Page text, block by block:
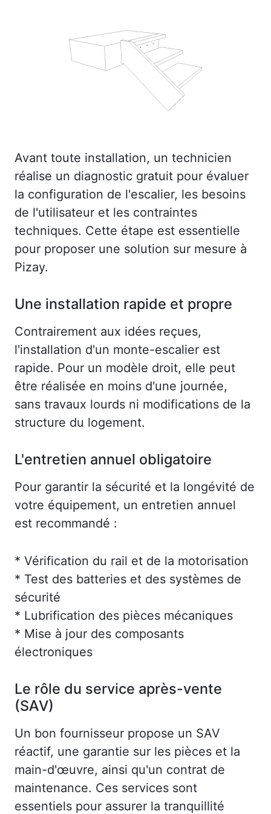
Avant toute installation, un technicien
réalise un diagnostic gratuit pour évaluer
la configuration de l'escalier, les besoins
de l'utilisateur et les contraintes
techniques. Cette étape est essentielle
pour proposer une solution sur mesure à
Pizay.
Une installation rapide et propre
Contrairement aux idées reçues,
l'installation d'un monte-escalier est
rapide. Pour un modèle droit, elle peut
être réalisée en moins d'une journée,
sans travaux lourds ni modifications de la
structure du logement.
L'entretien annuel obligatoire
Pour garantir la sécurité et la longévité de
votre équipement, un entretien annuel
est recommandé :
* Vérification du rail et de la motorisation
* Test des batteries et des systèmes de
sécurité
* Lubrification des pièces mécaniques
* Mise à jour des composants
électroniques
Le rôle du service après-vente
(SAV)
Un bon fournisseur propose un SAV
réactif, une garantie sur les pièces et la
main-d'œuvre, ainsi qu'un contrat de
maintenance. Ces services sont
essentiels pour assurer la tranquillité